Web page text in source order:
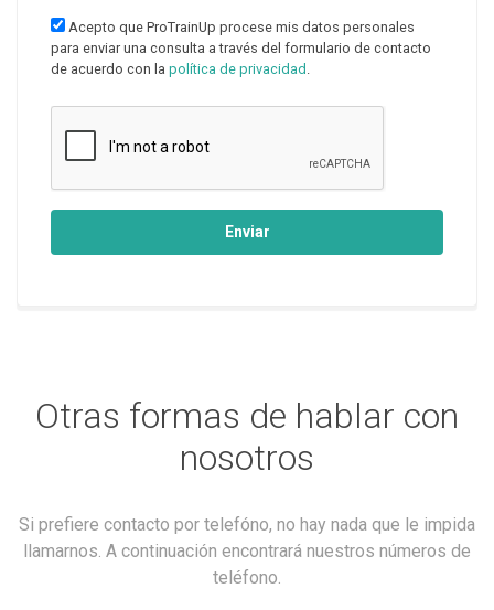
Acepto que ProTrainUp procese mis datos personales
para enviar una consulta a través del formulario de contacto
de acuerdo con la política de privacidad .
Enviar
Otras formas de hablar con
nosotros
Si prefiere contacto por telefóno, no hay nada que le impida
llamarnos. A continuación encontrará nuestros números de
teléfono.